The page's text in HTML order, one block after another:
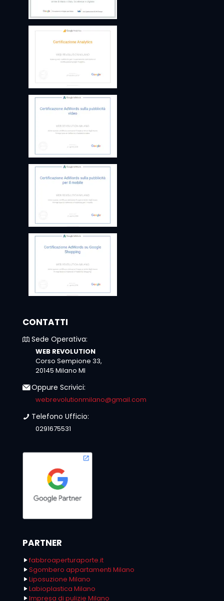
CONTATTI
Sede Operativa:
WEB REVOLUTION
Corso Sempione 33,
20145 Milano MI
Oppure Scrivici:
webrevolutionmilano@gmail.com
Telefono Ufficio:
0291675531
PARTNER
fabbroaperturaporte.it
Sgombero appartamenti Milano
Liposuzione Milano
Labioplastica Milano
Impresa di pulizie Milano